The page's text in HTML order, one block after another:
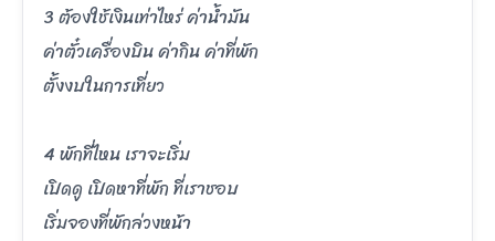
3 ต้องใช้เงินเท่าไหร่ ค่าน้ำมัน
ค่าตั๋วเครื่องบิน ค่ากิน ค่าที่พัก
ตั้งงบในการเที่ยว
4 พักที่ไหน เราจะเริ่ม
เปิดดู เปิดหาที่พัก ที่เราชอบ
เริ่มจองที่พักล่วงหน้า